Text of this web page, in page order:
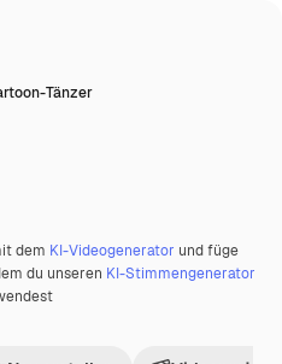
Tänzer
dem KI-Videogenerator und füge
du unseren KI-Stimmengenerator